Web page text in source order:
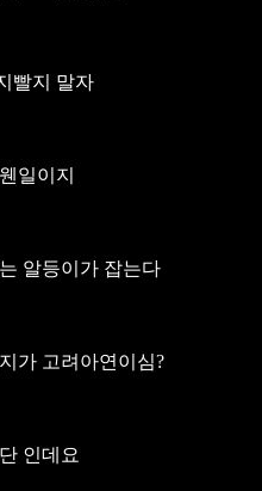
빨지 말자
일이지
알등이가 잡는다
가 고려아연이심?
인데요